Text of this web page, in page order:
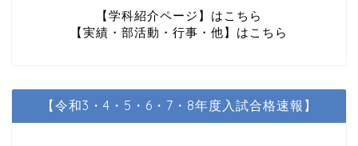
【学科紹介ページ】はこちら
【実績・部活動・行事・他】はこちら
【令和3・4・5・6・7・8年度入試合格速報】